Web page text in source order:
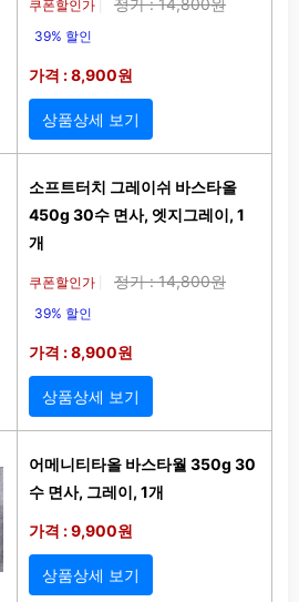
쿠폰할인가
39% 할인
가격 : 8,900원
상품상세 보기
소프트터치 그레이쉬 바스타올
450g 30수 면사, 엣지그레이, 1
개
쿠폰할인가 정가 : 14,800원
39% 할인
가격 : 8,900원
상품상세 보기
어메니티타올 바스타월 350g 30
수 면사, 그레이, 1개
가격 : 9,900원
상품상세 보기